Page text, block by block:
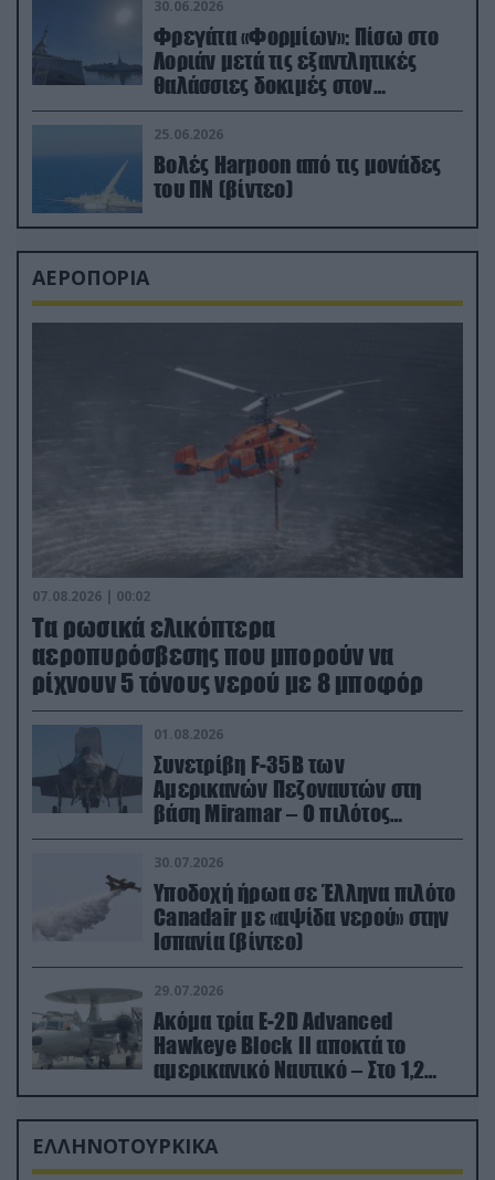
30.06.2026
Φρεγάτα «Φορμίων»: Πίσω στο
Λοριάν μετά τις εξαντλητικές
θαλάσσιες δοκιμές στον
απαιτητικό Βισκαϊκό
25.06.2026
Βολές Harpoon από τις μονάδες
του ΠΝ (βίντεο)
ΑΕΡΟΠΟΡΙΑ
07.08.2026 | 00:02
Τα ρωσικά ελικόπτερα
αεροπυρόσβεσης που μπορούν να
ρίχνουν 5 τόνους νερού με 8 μποφόρ
01.08.2026
Συνετρίβη F-35B των
Αμερικανών Πεζοναυτών στη
βάση Miramar – Ο πιλότος
εκτινάχθηκε εγκαίρως
30.07.2026
Υποδοχή ήρωα σε Έλληνα πιλότο
Canadair με «αψίδα νερού» στην
Ισπανία (βίντεο)
29.07.2026
Ακόμα τρία E-2D Advanced
Hawkeye Block II αποκτά το
αμερικανικό Ναυτικό – Στο 1,2
δισ.δολάρια το κόστος
ΕΛΛΗΝΟΤΟΥΡΚΙΚΑ